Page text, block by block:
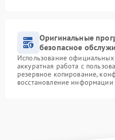
Оригинальные
безопасное
Использование
аккуратная работа с
резервное копирование,
восстановление